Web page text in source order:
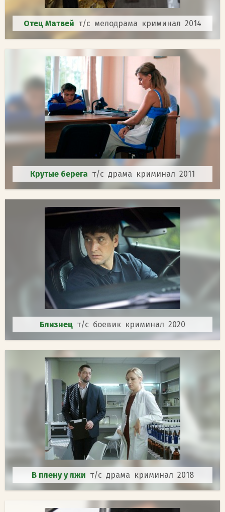
Отец Матвей т/с мелодрама криминал 2014
Крутые берега т/с драма криминал 2011
Близнец т/с боевик криминал 2020
В плену у лжи т/с драма криминал 2018